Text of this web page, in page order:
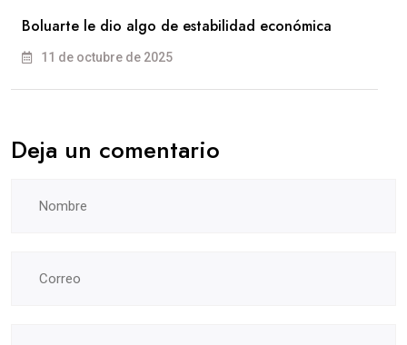
Boluarte le dio algo de estabilidad económica
11 de octubre de 2025
Deja un comentario